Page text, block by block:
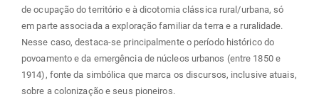
de ocupação do território e à dicotomia clássica rural/urbana, só
em parte associada a exploração familiar da terra e a ruralidade.
Nesse caso, destaca-se principalmente o período histórico do
povoamento e da emergência de núcleos urbanos (entre 1850 e
1914), fonte da simbólica que marca os discursos, inclusive atuais,
sobre a colonização e seus pioneiros.